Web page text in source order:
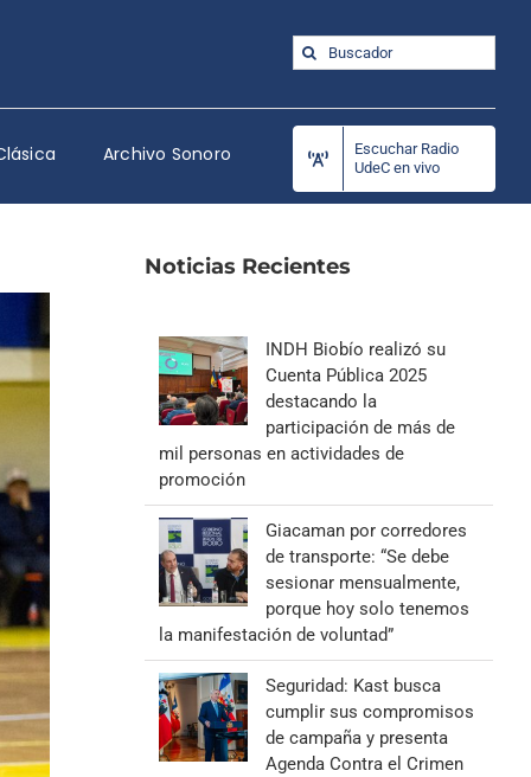
Buscar:
Archivo Sonoro
Escuchar Radio
UdeC en vivo
Noticias Recientes
INDH Biobío realizó su
Cuenta Pública 2025
destacando la
participación de más de
mil personas en actividades de
promoción
Giacaman por corredores
de transporte: “Se debe
sesionar mensualmente,
porque hoy solo tenemos
la manifestación de voluntad”
Seguridad: Kast busca
cumplir sus compromisos
de campaña y presenta
Agenda Contra el Crimen